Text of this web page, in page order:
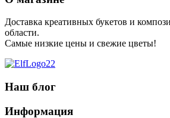
Доставка креативных букетов и
области.
Самые низкие цены и свежие цветы!
Наш блог
Информация